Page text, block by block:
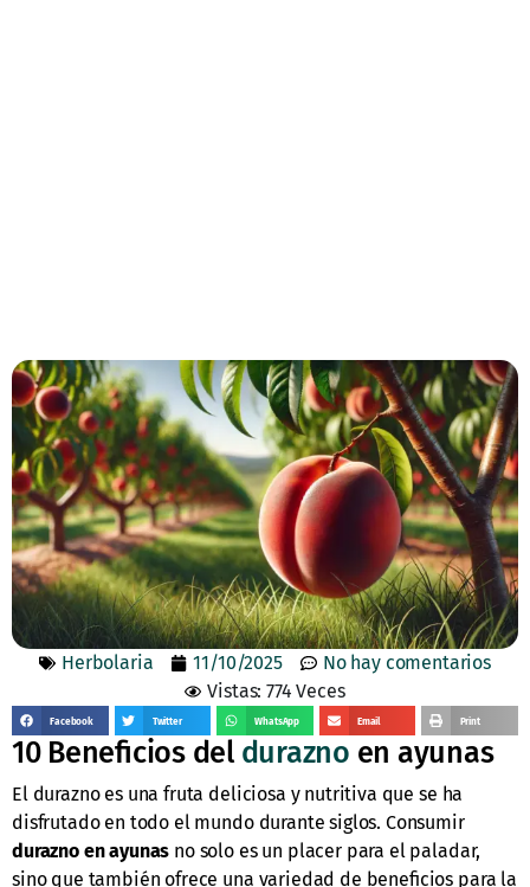
Herbolaria 11/10/2025
No hay comentarios
Vistas: 774 Veces
Facebook Twitter WhatsApp Email Print
10 Beneficios del durazno en ayunas
El durazno es una fruta deliciosa y nutritiva que se ha
disfrutado en todo el mundo durante siglos. Consumir
durazno en ayunas no solo es un placer para el paladar,
sino que también ofrece una variedad de beneficios para la